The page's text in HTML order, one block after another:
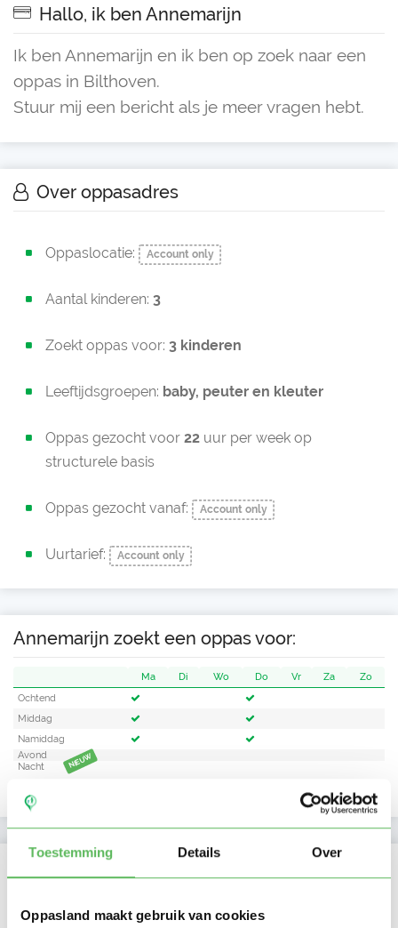
Toestemming Details Over
Oppasland maakt gebruik van cookies
Hallo, ik ben Annemarijn
Ik ben Annemarijn en ik ben op zoek naar een
oppas in Bilthoven.
Stuur mij een bericht als je meer vragen hebt.
Over oppasadres
Oppaslocatie: Account only
Aantal kinderen: 3
Zoekt oppas voor: 3 kinderen
Leeftijdsgroepen: baby, peuter en kleuter
Oppas gezocht voor 22 uur per week op
structurele basis
Oppas gezocht vanaf: Account only
Uurtarief: Account only
Annemarijn zoekt een oppas voor:
Ma Di Wo Do Vr Za
Zo
Ochtend
Middag
Namiddag
Avond
Nacht
NIEUW
Activiteit op Oppasland